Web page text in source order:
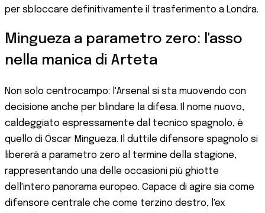
per sbloccare definitivamente il trasferimento a Londra.
Mingueza a parametro zero: l'asso
nella manica di Arteta
Non solo centrocampo: l'Arsenal si sta muovendo con
decisione anche per blindare la difesa. Il nome nuovo,
caldeggiato espressamente dal tecnico spagnolo, è
quello di Óscar Mingueza. Il duttile difensore spagnolo si
libererà a parametro zero al termine della stagione,
rappresentando una delle occasioni più ghiotte
dell'intero panorama europeo. Capace di agire sia come
difensore centrale che come terzino destro, l'ex